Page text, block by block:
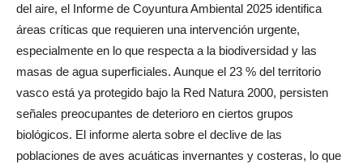
del aire, el Informe de Coyuntura Ambiental 2025 identifica
áreas críticas que requieren una intervención urgente,
especialmente en lo que respecta a la biodiversidad y las
masas de agua superficiales. Aunque el 23 % del territorio
vasco está ya protegido bajo la Red Natura 2000, persisten
señales preocupantes de deterioro en ciertos grupos
biológicos. El informe alerta sobre el declive de las
poblaciones de aves acuáticas invernantes y costeras, lo que